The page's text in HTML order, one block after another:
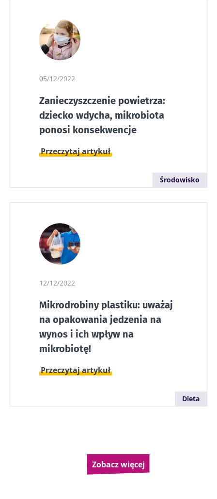
05/12/2022
Zanieczyszczenie powietrza:
dziecko wdycha, mikrobiota
ponosi konsekwencje
Przeczytaj artykuł
Środowisko
12/12/2022
Mikrodrobiny plastiku: uważaj
na opakowania jedzenia na
wynos i ich wpływ na
mikrobiotę!
Przeczytaj artykuł
Dieta
Zobacz więcej